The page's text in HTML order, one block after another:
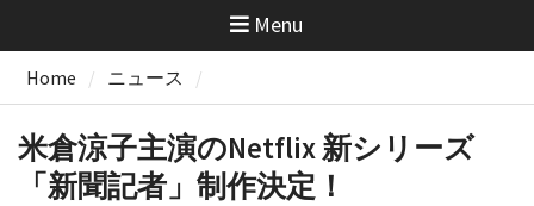
Menu
Home ニュース
米倉涼子主演のNetflix 新シリーズ
「新聞記者」制作決定！